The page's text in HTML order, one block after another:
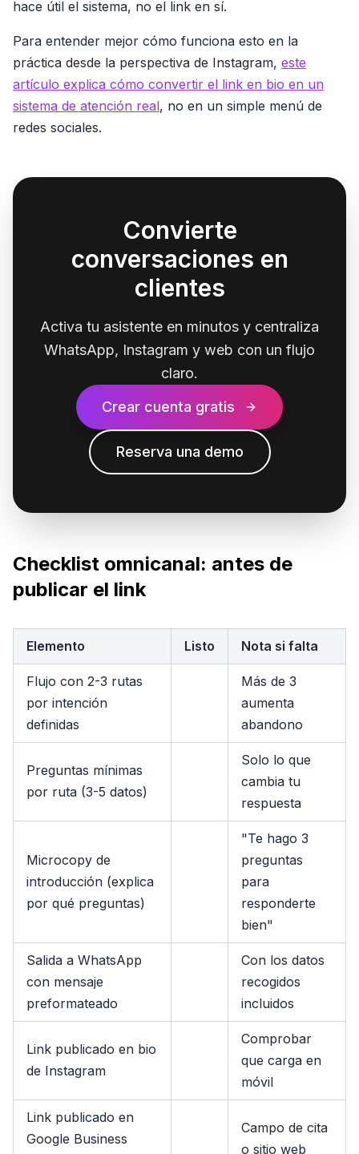
hace útil el sistema, no el link en sí.
Para entender mejor cómo funciona esto en la
práctica desde la perspectiva de Instagram, este
artículo explica cómo convertir el link en bio en un
sistema de atención real, no en un simple menú de
redes sociales.
Convierte
conversaciones en
clientes
Activa tu asistente en minutos y centraliza
WhatsApp, Instagram y web con un flujo
claro.
Crear cuenta gratis
Reserva una demo
Checklist omnicanal: antes de
publicar el link
Elemento Listo Nota si falta
Flujo con 2-3 rutas
por intención
definidas
Más de 3
aumenta
abandono
Preguntas mínimas
por ruta (3-5 datos)
Solo lo que
cambia tu
respuesta
Microcopy de
introducción (explica
por qué preguntas)
"Te hago 3
preguntas
para
responderte
bien"
Salida a WhatsApp
con mensaje
preformateado
Con los datos
recogidos
incluidos
Link publicado en bio
de Instagram
Comprobar
que carga en
móvil
Link publicado en
Google Business
Campo de cita
o sitio web